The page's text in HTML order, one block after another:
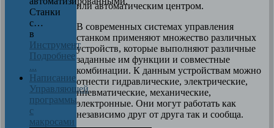
или автоматическим центром.
В современных системах управления
станком применяют множество различных
устройств, которые выполняют различные
заданные им функции и совместные
комбинации. К данным устройствам можно
отнести гидравлические, электрические,
пневматические, механические,
электронные. Они могут работать как
независимо друг от друга так и сообща.
Станки
с…
в
Инструмент
Подробнее
...
Написание
Управляющей
программы
с
макросами